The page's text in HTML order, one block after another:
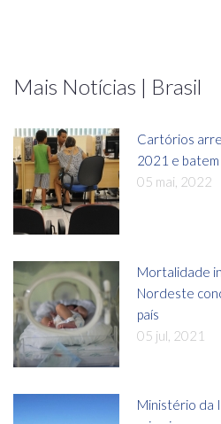
Mais Notícias | Brasil
Cartórios
2021 e
05 mai, 2022
Mortalidade
Nordeste
país
05 jul, 2021
Ministério da